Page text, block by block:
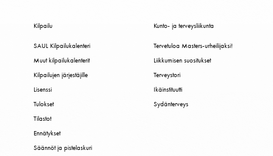
Kilpailu
SAUL Kilpailukalenteri
Muut kilpailukalenterit
Kilpailujen järjestäjille
Lisenssi
Tulokset
Tilastot
Ennätykset
Säännöt ja pistelaskuri
Kunto- ja terveysliikunta
Tervetuloa Masters-urheilijaksi!
Liikkumisen suositukset
Terveystori
Ikäinstituutti
Sydänterveys